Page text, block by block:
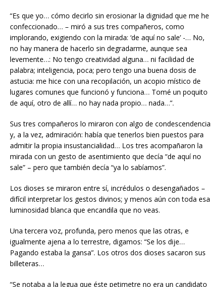
“Es que yo… cómo decirlo sin erosionar la dignidad que me he
confeccionado… – miró a sus tres compañeros, como
implorando, exigiendo con la mirada: ‘de aquí no sale’ -… No,
no hay manera de hacerlo sin degradarme, aunque sea
levemente…: No tengo creatividad alguna… ni facilidad de
palabra; inteligencia, poca; pero tengo una buena dosis de
astucia: me hice con una recopilación, un acopio místico de
lugares comunes que funcionó y funciona… Tomé un poquito
de aquí, otro de allí… no hay nada propio… nada…”.
Sus tres compañeros lo miraron con algo de condescendencia
y, a la vez, admiración: había que tenerlos bien puestos para
admitir la propia insustancialidad… Los tres acompañaron la
mirada con un gesto de asentimiento que decía “de aquí no
sale” – pero que también decía “ya lo sabíamos”.
Los dioses se miraron entre sí, incrédulos o desengañados –
difícil interpretar los gestos divinos; y menos aún con toda esa
luminosidad blanca que encandila que no veas.
Una tercera voz, profunda, pero menos que las otras, e
igualmente ajena a lo terrestre, digamos: “Se los dije…
Pagando estaba la gansa”. Los otros dos dioses sacaron sus
billeteras…
“Se notaba a la legua que éste petimetre no era un candidato